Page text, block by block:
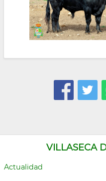
VILLASECA
Actualidad